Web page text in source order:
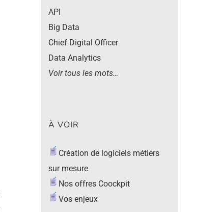
API
Big Data
Chief Digital Officer
Data Analytics
Voir tous les mots…
À VOIR
Création de logiciels métiers
sur mesure
Nos offres Coockpit
Vos enjeux